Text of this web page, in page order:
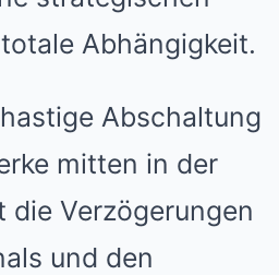
Abhängigkeit.
Abschaltung
mitten in der
die Verzögerungen
und den